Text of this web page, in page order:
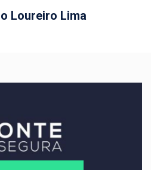
Loureiro Lima